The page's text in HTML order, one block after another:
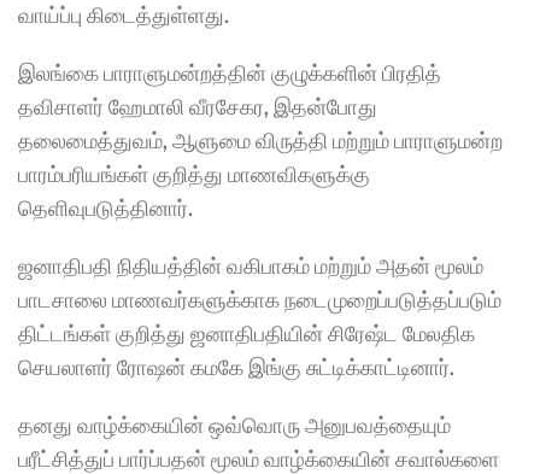
வாய்ப்பு கிடைத்துள்ளது.
இலங்கை பாராளுமன்றத்தின் குழுக்களின் பிரதித்
தவிசாளர் ஹேமாலி வீரசேகர, இதன்போது
தலைமைத்துவம், ஆளுமை விருத்தி மற்றும் பாராளுமன்ற
பாரம்பரியங்கள் குறித்து மாணவிகளுக்கு
தெளிவுபடுத்தினார்.
ஜனாதிபதி நிதியத்தின் வகிபாகம் மற்றும் அதன் மூலம்
பாடசாலை மாணவர்களுக்காக நடைமுறைப்படுத்தப்படும்
திட்டங்கள் குறித்து ஜனாதிபதியின் சிரேஷ்ட மேலதிக
செயலாளர் ரோஷன் கமகே இங்கு சுட்டிக்காட்டினார்.
தனது வாழ்க்கையின் ஒவ்வொரு அனுபவத்தையும்
பரீட்சித்துப் பார்ப்பதன் மூலம் வாழ்க்கையின் சவால்களை